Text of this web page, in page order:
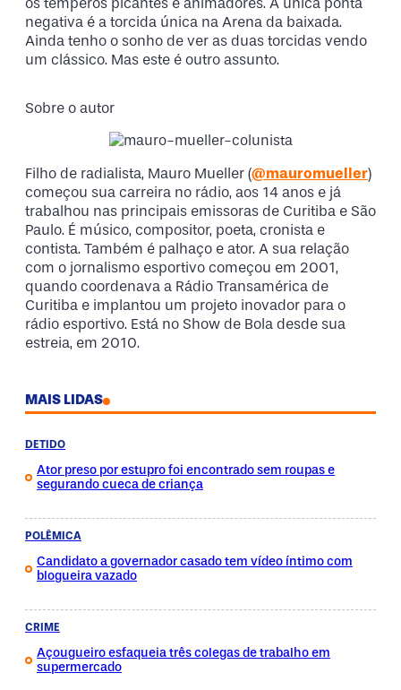
os temperos picantes e animadores. A única ponta
negativa é a torcida única na Arena da baixada.
Ainda tenho o sonho de ver as duas torcidas vendo
um clássico. Mas este é outro assunto.
Sobre o autor
Filho de radialista, Mauro Mueller (@mauromueller)
começou sua carreira no rádio, aos 14 anos e já
trabalhou nas principais emissoras de Curitiba e São
Paulo. É músico, compositor, poeta, cronista e
contista. Também é palhaço e ator. A sua relação
com o jornalismo esportivo começou em 2001,
quando coordenava a Rádio Transamérica de
Curitiba e implantou um projeto inovador para o
rádio esportivo. Está no Show de Bola desde sua
estreia, em 2010.
MAIS LIDAS
DETIDO
Ator preso por estupro foi encontrado sem roupas e
segurando cueca de criança
POLÊMICA
Candidato a governador casado tem vídeo íntimo com
blogueira vazado
CRIME
Açougueiro esfaqueia três colegas de trabalho em
supermercado